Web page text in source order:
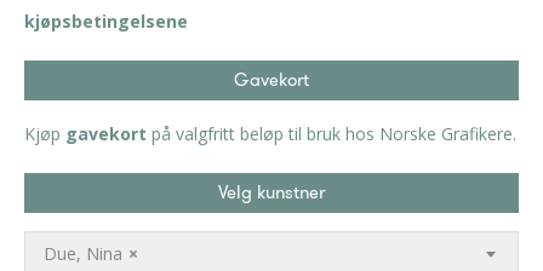
kjøpsbetingelsene
Gavekort
Kjøp gavekort på valgfritt beløp til bruk hos Norske Grafikere.
Velg kunstner
×
Due, Nina